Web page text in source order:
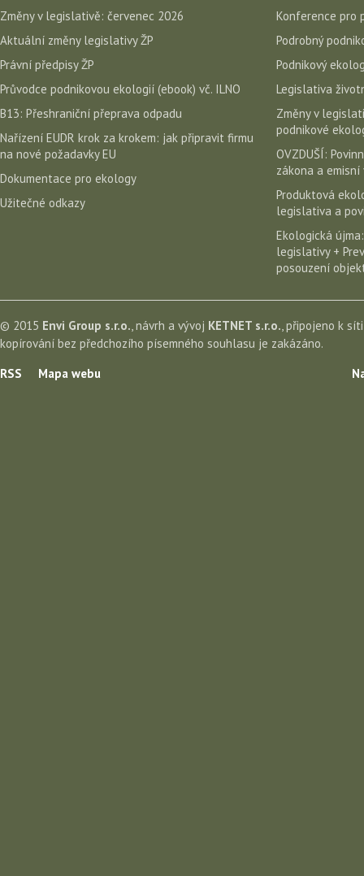
Změny v legislativě: červenec 2026
Aktuální změny legislativy ŽP
Právní předpisy ŽP
Průvodce podnikovou ekologií (ebook) vč. ILNO
B13: Přeshraniční přeprava odpadu
Nařízení EUDR krok za krokem: jak připravit firmu
na nové požadavky EU
Dokumentace pro ekology
Užitečné odkazy
Konference pro
Podrobný
Podnikový
Legislativa
Změny v
podnikové
OVZDUŠÍ:
zákona a emisní
Produktová
legislativa a
Ekologická
legislativy +
posouzení
© 2015 Envi Group s.r.o., návrh a vývoj KETNET s.r.o., připojeno k
kopírování bez předchozího písemného souhlasu je zakázáno.
RSS
Mapa webu